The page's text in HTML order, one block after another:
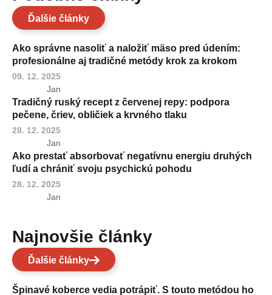
Ďalšie články
Ako správne nasoliť a naložiť mäso pred údením:
profesionálne aj tradičné metódy krok za krokom
09. 12. 2025
Jan
Tradičný ruský recept z červenej repy: podpora
pečene, čriev, obličiek a krvného tlaku
28. 12. 2025
Jan
Ako prestať absorbovať negatívnu energiu druhých
ľudí a chrániť svoju psychickú pohodu
28. 12. 2025
Jan
Najnovšie články
Ďalšie články
Špinavé koberce vedia potrápiť. S touto metódou ho